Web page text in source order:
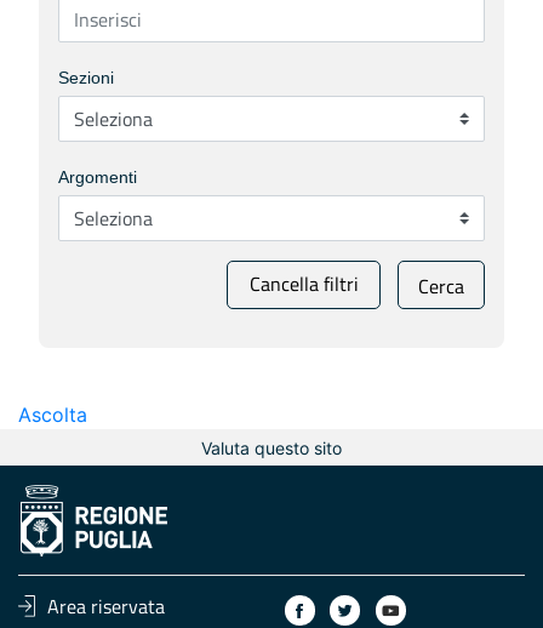
Sezioni
Argomenti
Cancella filtri Cerca
Ascolta
Valuta questo sito
Area riservata